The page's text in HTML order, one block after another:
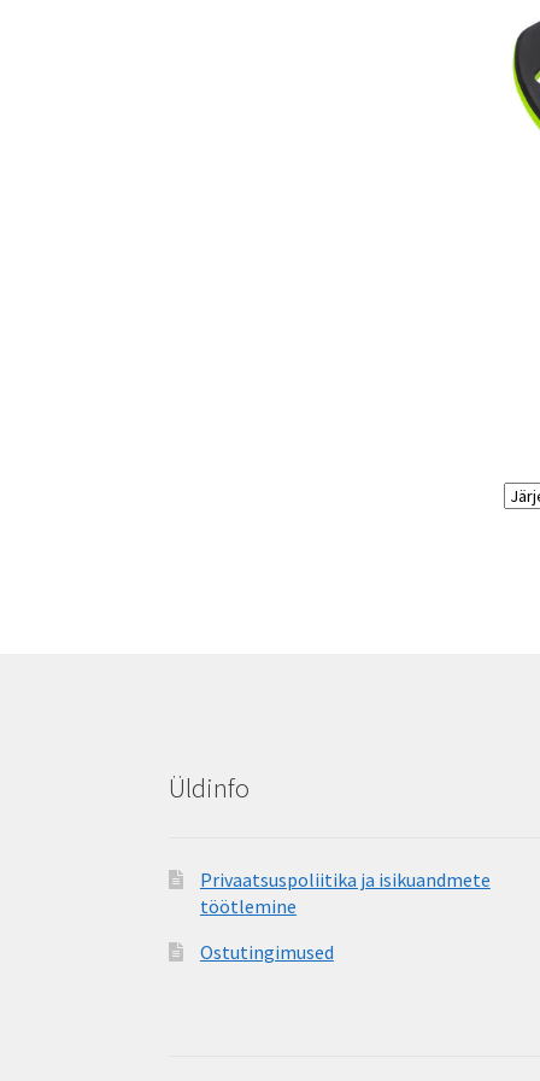
Üldinfo
Privaatsuspoliitika ja isikuandmete
töötlemine
Ostutingimused